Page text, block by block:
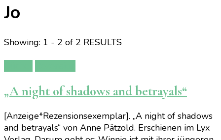
Jo
Showing: 1 - 2 of 2 RESULTS
„A night of shadows and betrayals“
[Anzeige*Rezensionsexemplar]. „A night of shadows
and betrayals“ von Anne Pätzold. Erschienen im Lyx